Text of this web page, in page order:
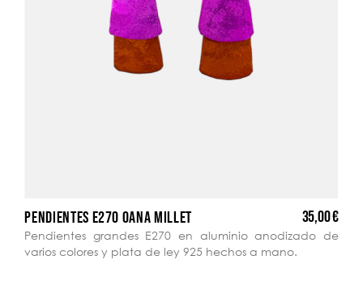
PENDIENTES E270 OANA MILLET 35,00 €
Pendientes grandes E270 en aluminio anodizado de
varios colores y plata de ley 925 hechos a mano.